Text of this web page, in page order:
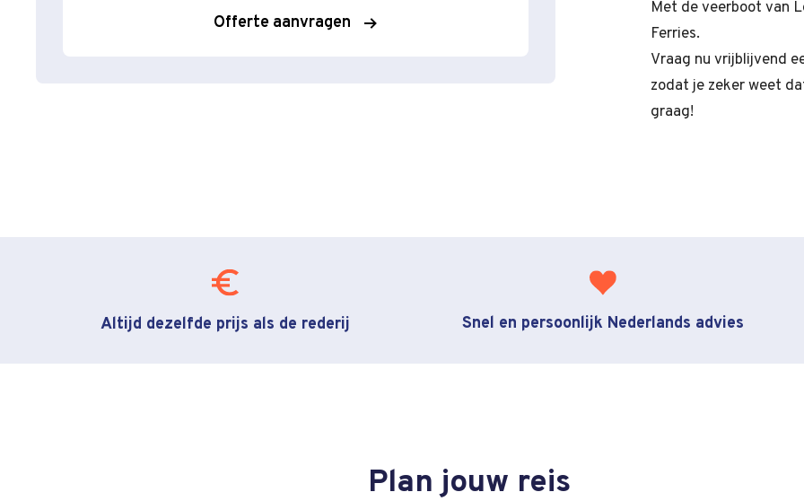
Offerte aanvragen
Met de veerboot van
Ferries.
Vraag nu vrijblijvend
zodat je zeker weet
graag!
Altijd dezelfde prijs als de rederij Snel en persoonlijk Nederlands advies
Plan jouw reis